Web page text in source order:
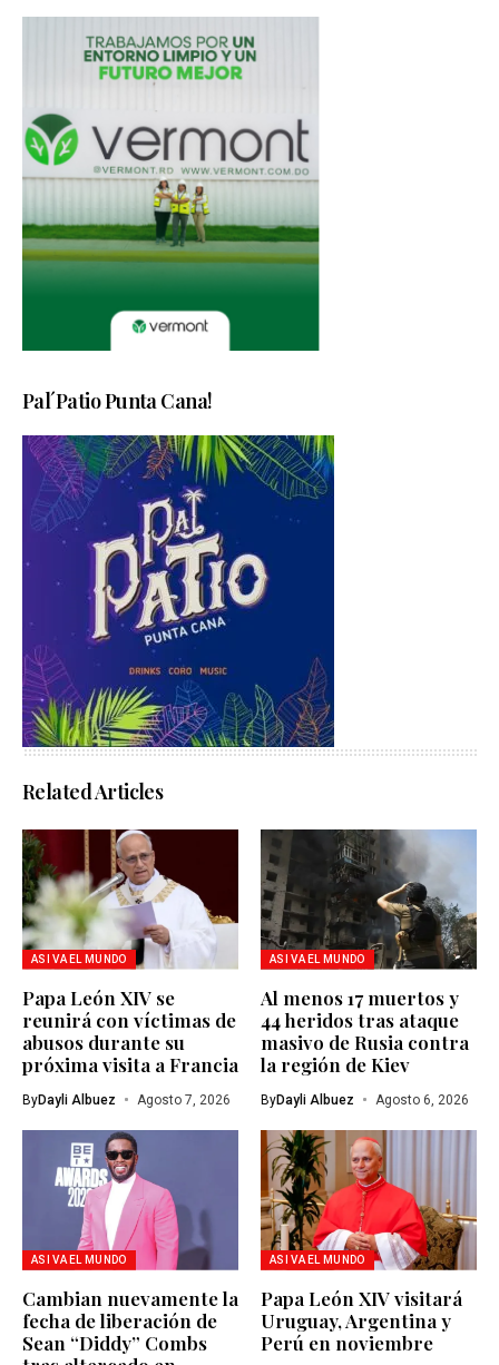
Pal´Patio Punta Cana!
Related Articles
ASI VA EL MUNDO
Papa León XIV se
reunirá con víctimas de
abusos durante su
próxima visita a Francia
ByDayli Albuez Agosto 7, 2026
ASI VA EL MUNDO
Al menos 17 muertos y
44 heridos tras ataque
masivo de Rusia contra
la región de Kiev
ByDayli Albuez Agosto 6, 2026
ASI VA EL MUNDO
Cambian nuevamente la
fecha de liberación de
Sean “Diddy” Combs
ASI VA EL MUNDO
Papa León XIV visitará
Uruguay, Argentina y
Perú en noviembre